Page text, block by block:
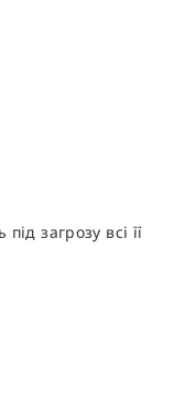
загрозу всі її